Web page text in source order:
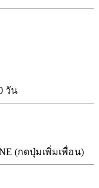
วัน
(กดปุ่มเพิ่มเพื่อน)